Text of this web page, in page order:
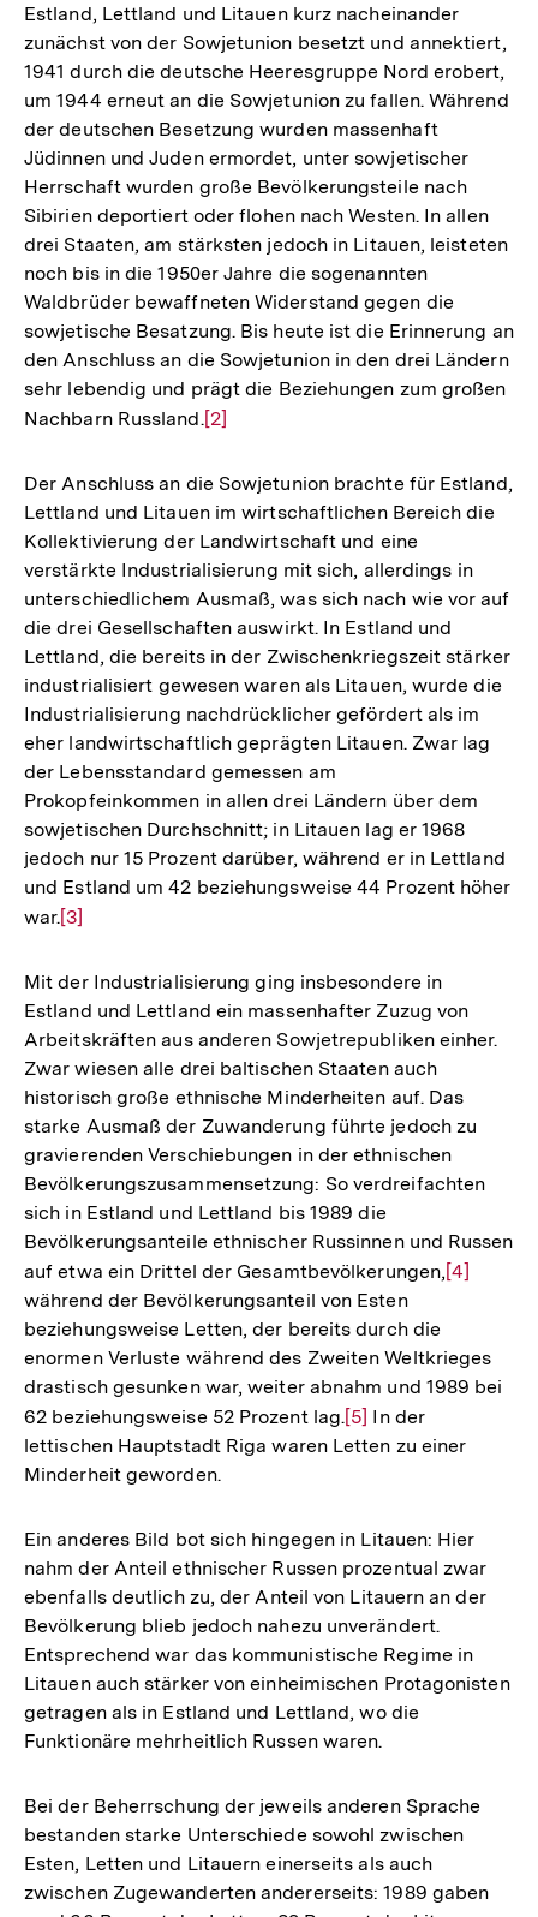
Auflösung
der
Fußnote
Estland, Lettland und Litauen kurz nacheinander
zunächst von der Sowjetunion besetzt und annektiert,
1941 durch die deutsche Heeresgruppe Nord erobert,
um 1944 erneut an die Sowjetunion zu fallen. Während
der deutschen Besetzung wurden massenhaft
Jüdinnen und Juden ermordet, unter sowjetischer
Herrschaft wurden große Bevölkerungsteile nach
Sibirien deportiert oder flohen nach Westen. In allen
drei Staaten, am stärksten jedoch in Litauen, leisteten
noch bis in die 1950er Jahre die sogenannten
Waldbrüder bewaffneten Widerstand gegen die
sowjetische Besatzung. Bis heute ist die Erinnerung an
den Anschluss an die Sowjetunion in den drei Ländern
sehr lebendig und prägt die Beziehungen zum großen
Nachbarn Russland.Zur
der
Fußnote
[2]
Der Anschluss an die Sowjetunion brachte für Estland,
Lettland und Litauen im wirtschaftlichen Bereich die
Kollektivierung der Landwirtschaft und eine
verstärkte Industrialisierung mit sich, allerdings in
unterschiedlichem Ausmaß, was sich nach wie vor auf
die drei Gesellschaften auswirkt. In Estland und
Lettland, die bereits in der Zwischenkriegszeit stärker
industrialisiert gewesen waren als Litauen, wurde die
Industrialisierung nachdrücklicher gefördert als im
eher landwirtschaftlich geprägten Litauen. Zwar lag
der Lebensstandard gemessen am
Prokopfeinkommen in allen drei Ländern über dem
sowjetischen Durchschnitt; in Litauen lag er 1968
jedoch nur 15 Prozent darüber, während er in Lettland
und Estland um 42 beziehungsweise 44 Prozent höher
war.Zur
der
Fußnote
[3]
Mit der Industrialisierung ging insbesondere in
Estland und Lettland ein massenhafter Zuzug von
Arbeitskräften aus anderen Sowjetrepubliken einher.
Zwar wiesen alle drei baltischen Staaten auch
historisch große ethnische Minderheiten auf. Das
starke Ausmaß der Zuwanderung führte jedoch zu
gravierenden Verschiebungen in der ethnischen
Bevölkerungszusammensetzung: So verdreifachten
sich in Estland und Lettland bis 1989 die
Bevölkerungsanteile ethnischer Russinnen und Russen
auf etwa ein Drittel der Gesamtbevölkerungen,Zur
Fußnote
[4]
während der Bevölkerungsanteil von Esten
beziehungsweise Letten, der bereits durch die
enormen Verluste während des Zweiten Weltkrieges
drastisch gesunken war, weiter abnahm und 1989 bei
62 beziehungsweise 52 Prozent lag.Zur
Auflösung
[5] In der
lettischen Hauptstadt Riga waren Letten zu einer
Minderheit geworden.
Ein anderes Bild bot sich hingegen in Litauen: Hier
nahm der Anteil ethnischer Russen prozentual zwar
ebenfalls deutlich zu, der Anteil von Litauern an der
Bevölkerung blieb jedoch nahezu unverändert.
Entsprechend war das kommunistische Regime in
Litauen auch stärker von einheimischen Protagonisten
getragen als in Estland und Lettland, wo die
Funktionäre mehrheitlich Russen waren.
Bei der Beherrschung der jeweils anderen Sprache
bestanden starke Unterschiede sowohl zwischen
Esten, Letten und Litauern einerseits als auch
zwischen Zugewanderten andererseits: 1989 gaben